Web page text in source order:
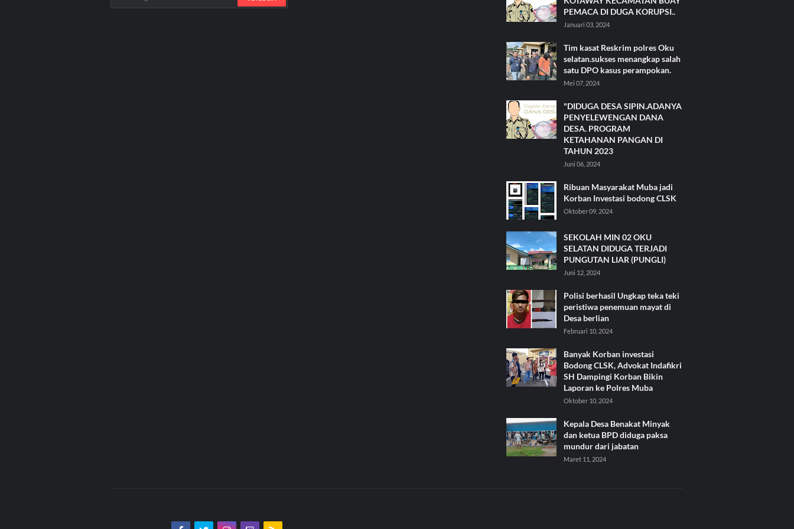
PEMACA DI DUGA KORUPSI..
Januari 03, 2024
Tim kasat Reskrim polres Oku
selatan.sukses menangkap salah
satu DPO kasus perampokan.
Mei 07, 2024
"DIDUGA DESA SIPIN.ADANYA
PENYELEWENGAN DANA
DESA. PROGRAM
KETAHANAN PANGAN DI
TAHUN 2023
Juni 06, 2024
Ribuan Masyarakat Muba jadi
Korban Investasi bodong CLSK
Oktober 09, 2024
SEKOLAH MIN 02 OKU
SELATAN DIDUGA TERJADI
PUNGUTAN LIAR (PUNGLI)
Juni 12, 2024
Polisi berhasil Ungkap teka teki
peristiwa penemuan mayat di
Desa berlian
Februari 10, 2024
Banyak Korban investasi
Bodong CLSK, Advokat Indafikri
SH Dampingi Korban Bikin
Laporan ke Polres Muba
Oktober 10, 2024
Kepala Desa Benakat Minyak
dan ketua BPD diduga paksa
mundur dari jabatan
Maret 11, 2024